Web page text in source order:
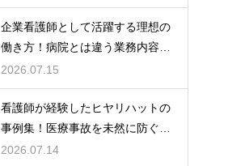
企業看護師として活躍する理想の
働き方！病院とは違う業務内容と
やりがい
2026.07.15
看護師が経験したヒヤリハットの
事例集！医療事故を未然に防ぐた
めの対策
2026.07.14